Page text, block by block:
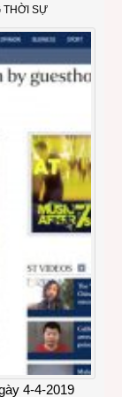
THỜI SỰ
4-4-2019